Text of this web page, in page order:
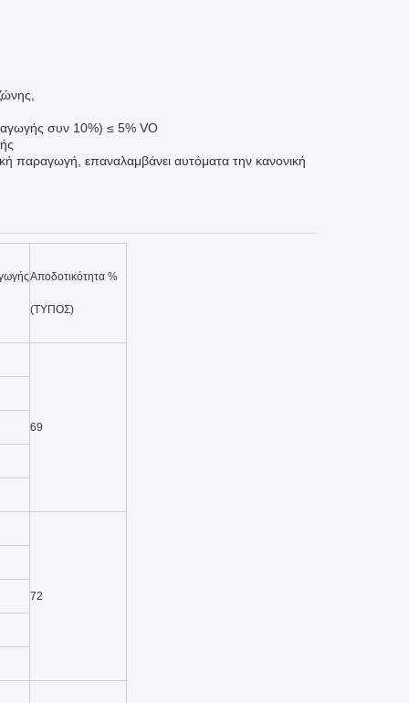
συν 10%) ≤ 5% VO
παραγωγή, επαναλαμβάνει αυτόματα την κανονική
Αποδοτικότητα %
(ΤΥΠΟΣ)
69
72